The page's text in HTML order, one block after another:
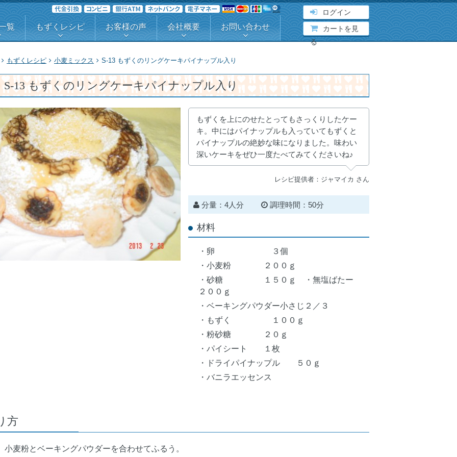
ログイン
カートを見
る
覧 もずくレシピ お客様の声 会社概要 お問い合わせ
もずくレシピ 小麦ミックス S-13 もずくのリングケーキパイナップル入り
S-13 もずくのリングケーキパイナップル入り
もずくを上にのせたとってもさっくりしたケー
キ。中にはパイナップルも入っていてもずくと
パイナップルの絶妙な味になりました。味わい
深いケーキをぜひ一度たべてみてくださいね♪
レシピ提供者：ジャマイカ さん
分量：4人分 調理時間：50分
材料
・卵 ３個
・小麦粉 ２００ｇ
・砂糖 １５０ｇ ・無塩ばたー
２００ｇ
・ベーキングパウダー小さじ２／３
・もずく １００ｇ
・粉砂糖 ２０ｇ
・パイシート １枚
・ドライパイナップル ５０ｇ
・バニラエッセンス
方
小麦粉とベーキングパウダーを合わせてふるう。